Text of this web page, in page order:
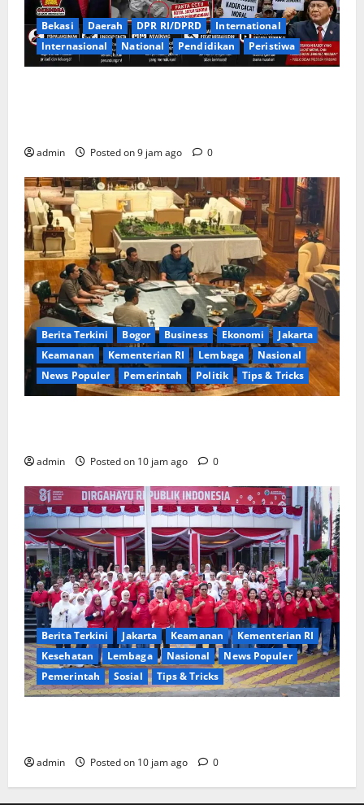
Bekasi Daerah DPR RI/DPRD
International
lnternasional
National Pendidikan Peristiwa
admin Posted on 9 jam ago 0
Berita Terkini Bogor Business Ekonomi
Jakarta
Keamanan
Kementerian RI Lembaga
Nasional
News Populer
Pemerintah Politik Tips & Tricks
admin Posted on 10 jam ago 0
Berita Terkini Jakarta Keamanan
Kementerian RI
Kesehatan
Lembaga Nasional
News Populer
Pemerintah
Sosial Tips & Tricks
admin Posted on 10 jam ago 0